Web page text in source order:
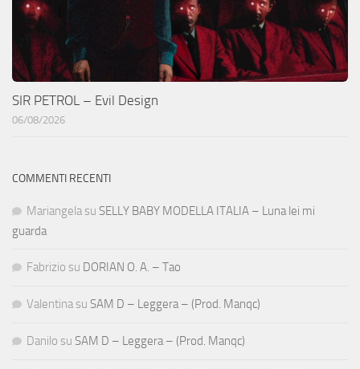
SIR PETROL – Evil Design
06/08/2026
COMMENTI RECENTI
Mariangela su SELLY BABY MODELLA ITALIA – Luna lei mi
guarda
Fabrizio su DORIAN O. A. – Tao
Valentina su SAM D – Leggera – (Prod. Manqc)
Danilo su SAM D – Leggera – (Prod. Manqc)